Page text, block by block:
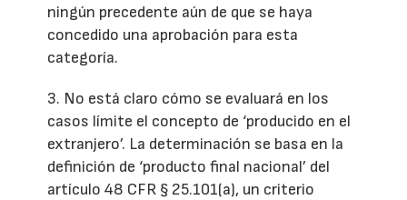
ningún precedente aún de que se haya
concedido una aprobación para esta
categoría.
3. No está claro cómo se evaluará en los
casos límite el concepto de ‘producido en el
extranjero’. La determinación se basa en la
definición de ‘producto final nacional’ del
artículo 48 CFR § 25.101(a), un criterio